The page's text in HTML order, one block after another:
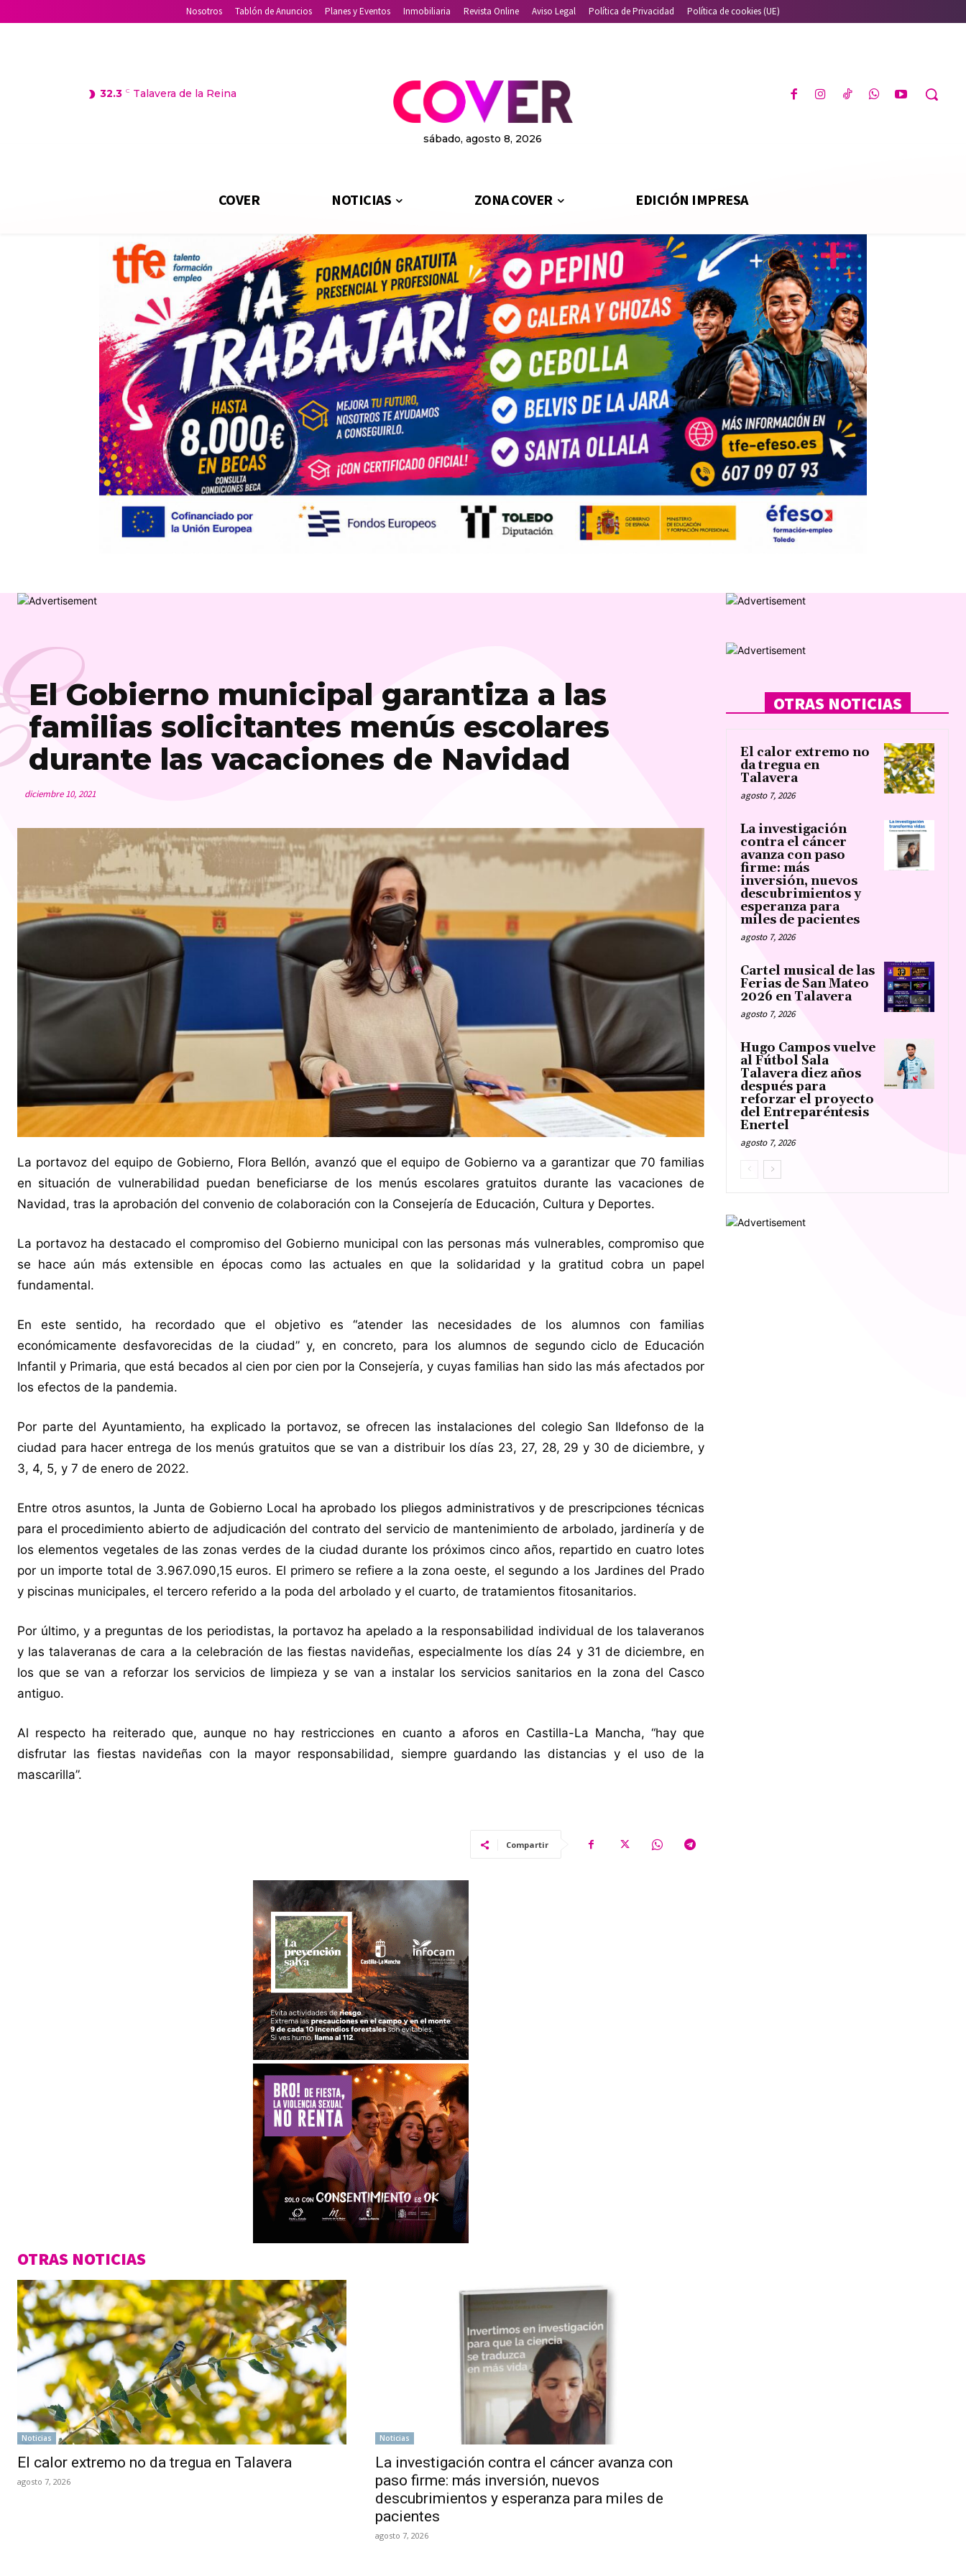
Nosotros Tablón de Anuncios Planes y Eventos Inmobiliaria Revista Online Aviso Legal Política de Privacidad Política de cookies (UE)
32.3 C Talavera de la Reina
sábado, agosto 8, 2026
COVER NOTICIAS ZONA COVER EDICIÓN IMPRESA
El Gobierno municipal garantiza a las
familias solicitantes menús escolares
durante las vacaciones de Navidad
diciembre 10, 2021
La portavoz del equipo de Gobierno, Flora Bellón, avanzó que el equipo de Gobierno va a garantizar que 70 familias
en situación de vulnerabilidad puedan beneficiarse de los menús escolares gratuitos durante las vacaciones de
Navidad, tras la aprobación del convenio de colaboración con la Consejería de Educación, Cultura y Deportes.
La portavoz ha destacado el compromiso del Gobierno municipal con las personas más vulnerables, compromiso que
se hace aún más extensible en épocas como las actuales en que la solidaridad y la gratitud cobra un papel
fundamental.
En este sentido, ha recordado que el objetivo es “atender las necesidades de los alumnos con familias
económicamente desfavorecidas de la ciudad” y, en concreto, para los alumnos de segundo ciclo de Educación
Infantil y Primaria, que está becados al cien por cien por la Consejería, y cuyas familias han sido las más afectados por
los efectos de la pandemia.
Por parte del Ayuntamiento, ha explicado la portavoz, se ofrecen las instalaciones del colegio San Ildefonso de la
ciudad para hacer entrega de los menús gratuitos que se van a distribuir los días 23, 27, 28, 29 y 30 de diciembre, y
3, 4, 5, y 7 de enero de 2022.
Entre otros asuntos, la Junta de Gobierno Local ha aprobado los pliegos administrativos y de prescripciones técnicas
para el procedimiento abierto de adjudicación del contrato del servicio de mantenimiento de arbolado, jardinería y de
los elementos vegetales de las zonas verdes de la ciudad durante los próximos cinco años, repartido en cuatro lotes
por un importe total de 3.967.090,15 euros. El primero se refiere a la zona oeste, el segundo a los Jardines del Prado
y piscinas municipales, el tercero referido a la poda del arbolado y el cuarto, de tratamientos fitosanitarios.
Por último, y a preguntas de los periodistas, la portavoz ha apelado a la responsabilidad individual de los talaveranos
y las talaveranas de cara a la celebración de las fiestas navideñas, especialmente los días 24 y 31 de diciembre, en
los que se van a reforzar los servicios de limpieza y se van a instalar los servicios sanitarios en la zona del Casco
antiguo.
Al respecto ha reiterado que, aunque no hay restricciones en cuanto a aforos en Castilla-La Mancha, “hay que
disfrutar las fiestas navideñas con la mayor responsabilidad, siempre guardando las distancias y el uso de la
mascarilla”.
Compartir
OTRAS NOTICIAS
Noticias
El calor extremo no da tregua en Talavera
agosto 7, 2026
Noticias
La investigación contra el cáncer avanza con
paso firme: más inversión, nuevos
descubrimientos y esperanza para miles de
pacientes
agosto 7, 2026
OTRAS NOTICIAS
El calor extremo no
da tregua en
Talavera
agosto 7, 2026
La investigación
contra el cáncer
avanza con paso
firme: más
inversión, nuevos
descubrimientos y
esperanza para
miles de pacientes
agosto 7, 2026
Cartel musical de las
Ferias de San Mateo
2026 en Talavera
agosto 7, 2026
Hugo Campos vuelve
al Fútbol Sala
Talavera diez años
después para
reforzar el proyecto
del Entreparéntesis
Enertel
agosto 7, 2026